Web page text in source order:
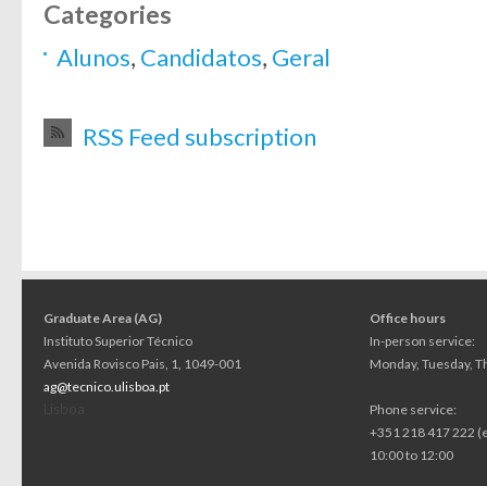
Categories
Alunos, Candidatos, Geral
RSS Feed subscription
Graduate Area (AG)
Instituto Superior Técnico
Avenida Rovisco Pais, 1, 1049-001
ag@tecnico.ulisboa.pt
Office hours
In-person service:
Monday, Tuesday,
Phone service:
+351 218 417 222
10:00 to 12:00